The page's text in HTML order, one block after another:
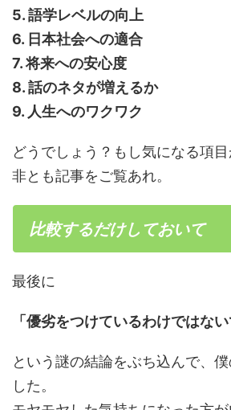
5. 語学レベルの向上
6. 日本社会への適合
7. 将来への安心度
8. 話のネタが増えるか
9. 人生へのワクワク
どうでしょう？もし気になる項
非とも記事をご覧あれ。
比較するだけしておいて
最後に
「優劣をつけているわけではない
という謎の結論をぶち込んで、
した。